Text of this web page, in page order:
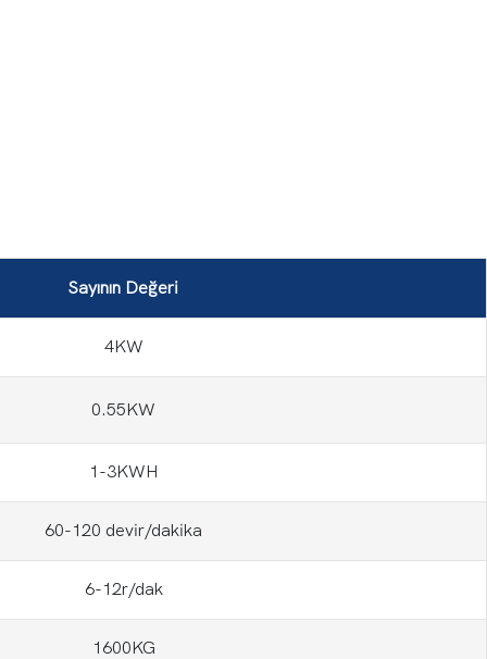
Sayının Değeri
4KW
0.55KW
1-3KWH
60-120 devir/dakika
6-12r/dak
1600KG